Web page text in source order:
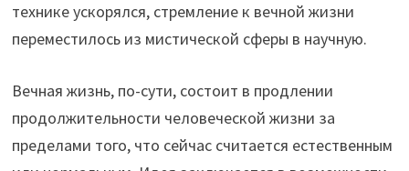
технике ускорялся, стремление к вечной жизни
переместилось из мистической сферы в научную.
Вечная жизнь, по-сути, состоит в продлении
продолжительности человеческой жизни за
пределами того, что сейчас считается естественным